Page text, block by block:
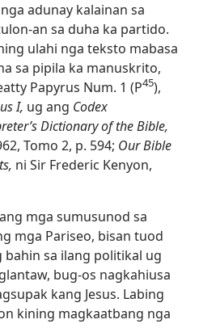
adunay kalainan sa
an sa duha ka partido.
ulahi nga teksto mabasa
sa pipila ka manuskrito,
Papyrus Num. 1 (P45),
I, ug ang Codex
Dictionary of the Bible,
Tomo 2, p. 594; Our Bible
ni Sir Frederic Kenyon,
mga sumusunod sa
mga Pariseo, bisan tuod
sa ilang politikal ug
bug-os nagkahiusa
kang Jesus. Labing
kining magkaatbang nga